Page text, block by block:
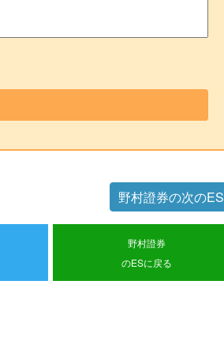
野村證券の次のES
野村證券
のESに戻る